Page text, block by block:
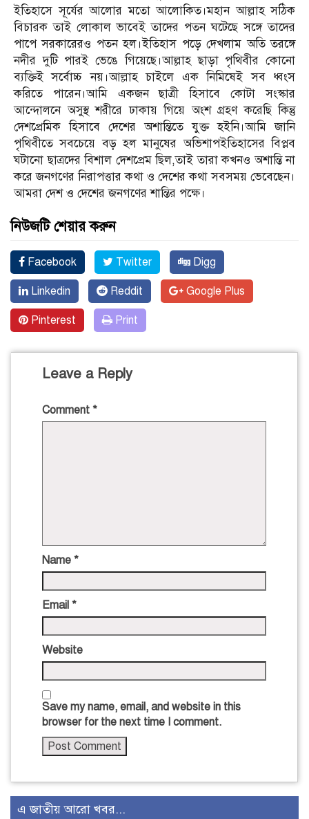
ইতিহাসে সূর্যের আলোর মতো আলোকিত।মহান আল্লাহ সঠিক
বিচারক তাই লোকাল ভাবেই তাদের পতন ঘটেছে সঙ্গে তাদের
পাপে সরকারেরও পতন হল।ইতিহাস পড়ে দেখলাম অতি তরঙ্গে
নদীর দুটি পারই ভেঙে গিয়েছে।আল্লাহ ছাড়া পৃথিবীর কোনো
ব্যক্তিই সর্বোচ্চ নয়।আল্লাহ চাইলে এক নিমিষেই সব ধ্বংস
করিতে পারেন।আমি একজন ছাত্রী হিসাবে কোটা সংস্কার
আন্দোলনে অসুস্থ শরীরে ঢাকায় গিয়ে অংশ গ্রহণ করেছি কিন্তু
দেশপ্রেমিক হিসাবে দেশের অশান্তিতে যুক্ত হইনি।আমি জানি
পৃথিবীতে সবচেয়ে বড় হল মানুষের অভিশাপইতিহাসের বিপ্লব
ঘটানো ছাত্রদের বিশাল দেশপ্রেম ছিল,তাই তারা কখনও অশান্তি না
করে জনগণের নিরাপত্তার কথা ও দেশের কথা সবসময় ভেবেছেন।
আমরা দেশ ও দেশের জনগণের শান্তির পক্ষে।
নিউজটি শেয়ার করুন
Facebook Twitter Digg
Linkedin Reddit Google Plus
Pinterest Print
Leave a Reply
Comment *
Name *
Email *
Website
Save my name, email, and website in this
browser for the next time I comment.
এ জাতীয় আরো খবর...